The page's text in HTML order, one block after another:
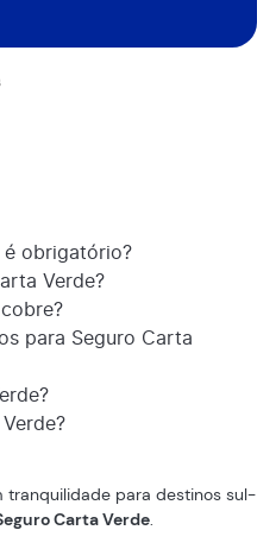
é obrigatório?
Verde?
para Seguro Carta
tranquilidade para destinos sul-
Carta Verde.